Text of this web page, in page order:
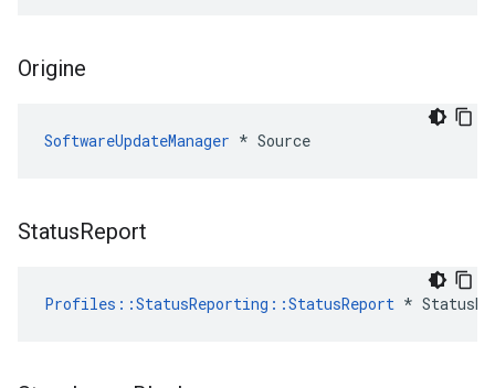
Origine
SoftwareUpdateManager * Source
StatusReport
Profiles::StatusReporting::StatusReport *